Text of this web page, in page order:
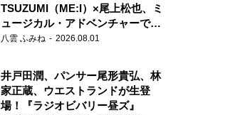
TSUZUMI（ME:I）×尾上松也、ミ
ュージカル・アドベンチャーで美
声を響かせる
八雲 ふみね 2026.08.01
井戸田潤、パンサー尾形貴弘、林
家正蔵、ウエストランドが生登
場！『ラジオビバリー昼ズ』